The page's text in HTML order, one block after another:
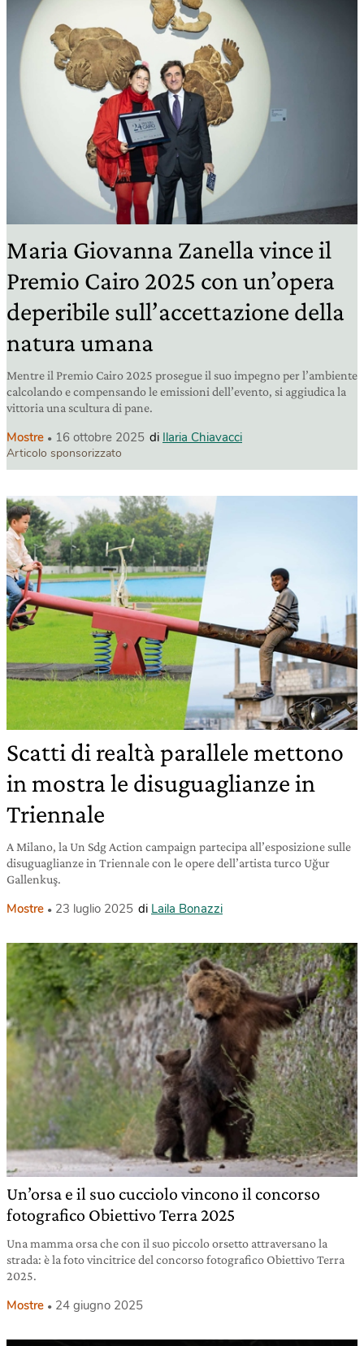
Maria Giovanna Zanella vince il
Premio Cairo 2025 con un’opera
deperibile sull’accettazione della
natura umana
Mentre il Premio Cairo 2025 prosegue il suo impegno per l’ambiente
calcolando e compensando le emissioni dell’evento, si aggiudica la
vittoria una scultura di pane.
Mostre 16 ottobre 2025 di Ilaria Chiavacci
Articolo sponsorizzato
Scatti di realtà parallele mettono
in mostra le disuguaglianze in
Triennale
A Milano, la Un Sdg Action campaign partecipa all’esposizione sulle
disuguaglianze in Triennale con le opere dell’artista turco Uğur
Gallenkuş.
Mostre 23 luglio 2025 di Laila Bonazzi
Un’orsa e il suo cucciolo vincono il concorso
fotografico Obiettivo Terra 2025
Una mamma orsa che con il suo piccolo orsetto attraversano la
strada: è la foto vincitrice del concorso fotografico Obiettivo Terra
2025.
Mostre 24 giugno 2025